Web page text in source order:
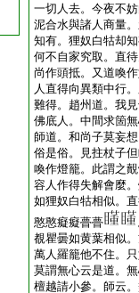
一切人去。今夜不
泥合水與諸人商量
知有。狸奴白牯却
何不自家究取。直
尚作頭抵。又道喚
人直得向異類中行
難得。趙州道。我
佛底人。中間求箇
師道。和尚子莫妄
俗是俗。見拄杖子
喚作燈籠。此謂之
容人作得失解會麼
如狸奴白牯相似。
憨憨癡癡瞢瞢
覩瞿曇如黄葉相似
萬人羅籠他不住。
莫謂無心云是道。
檀越請小參。師云